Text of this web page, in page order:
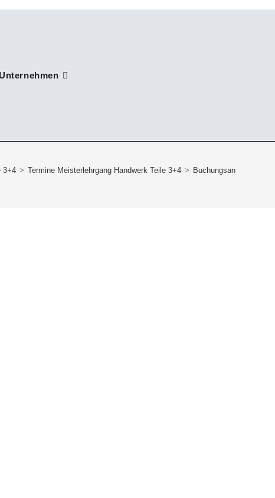
3+4 > Termine Meisterlehrgang Handwerk Teile 3+4 > Buchungsanfrage MLH-